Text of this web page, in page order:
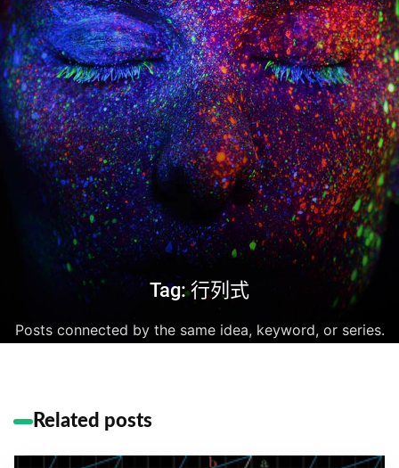
Tag: 行列式
Posts connected by the same idea, keyword, or series.
Related posts